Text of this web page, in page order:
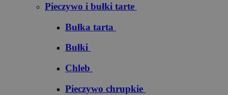
Pieczywo i bułki tarte
Bułka tarta
Bułki
Chleb
Pieczywo chrupkie